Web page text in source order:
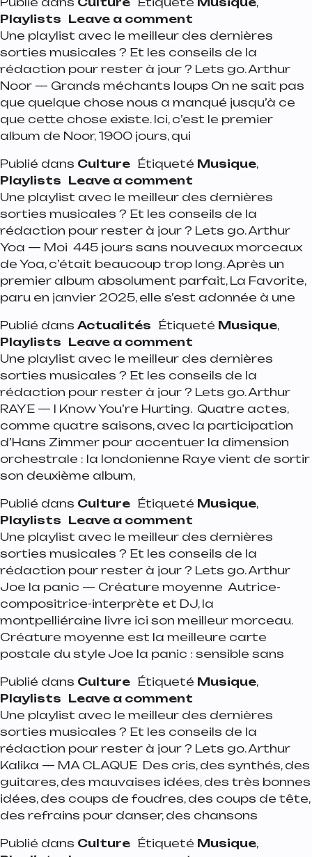
Playlists Leave a comment
Une playlist avec le meilleur des dernières
sorties musicales ? Et les conseils de la
rédaction pour rester à jour ? Lets go. Arthur
Noor — Grands méchants loups On ne sait pas
que quelque chose nous a manqué jusqu’à ce
que cette chose existe. Ici, c’est le premier
album de Noor, 1900 jours, qui
Publié dans Culture Étiqueté Musique,
Playlists Leave a comment
Une playlist avec le meilleur des dernières
sorties musicales ? Et les conseils de la
rédaction pour rester à jour ? Lets go. Arthur
Yoa — Moi 445 jours sans nouveaux morceaux
de Yoa, c’était beaucoup trop long. Après un
premier album absolument parfait, La Favorite,
paru en janvier 2025, elle s’est adonnée à une
Publié dans Actualités Étiqueté Musique,
Playlists Leave a comment
Une playlist avec le meilleur des dernières
sorties musicales ? Et les conseils de la
rédaction pour rester à jour ? Lets go. Arthur
RAYE — I Know You’re Hurting. Quatre actes,
comme quatre saisons, avec la participation
d’Hans Zimmer pour accentuer la dimension
orchestrale : la londonienne Raye vient de sortir
son deuxième album,
Publié dans Culture Étiqueté Musique,
Playlists Leave a comment
Une playlist avec le meilleur des dernières
sorties musicales ? Et les conseils de la
rédaction pour rester à jour ? Lets go. Arthur
Joe la panic — Créature moyenne Autrice-
compositrice-interprète et DJ, la
montpelliéraine livre ici son meilleur morceau.
Créature moyenne est la meilleure carte
postale du style Joe la panic : sensible sans
Publié dans Culture Étiqueté Musique,
Playlists Leave a comment
Une playlist avec le meilleur des dernières
sorties musicales ? Et les conseils de la
rédaction pour rester à jour ? Lets go. Arthur
Kalika — MA CLAQUE Des cris, des synthés, des
guitares, des mauvaises idées, des très bonnes
idées, des coups de foudres, des coups de tête,
des refrains pour danser, des chansons
Publié dans Culture Étiqueté Musique,